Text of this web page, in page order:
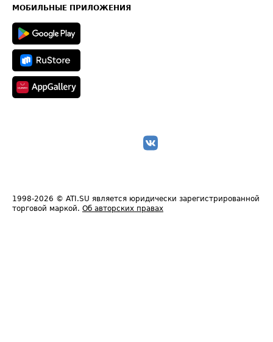
Техническая информация
МОБИЛЬНЫЕ ПРИЛОЖЕНИЯ
1998-2026 © ATI.SU является юридически зарегистрированной
торговой маркой. Об авторских правах